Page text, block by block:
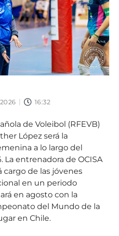
16:32
de Voleibol (RFEVB)
López será la
a lo largo del
La entrenadora de OCISA
cargo de las jóvenes
en un periodo
en agosto con la
del Mundo de la
en Chile.